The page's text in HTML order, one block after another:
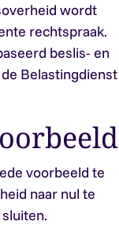
wordt
rechtspraak.
beslis- en
Belastingdienst
voorbeeld te
naar nul te